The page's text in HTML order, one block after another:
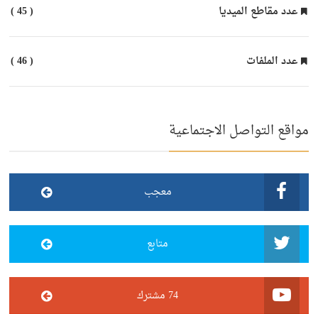
عدد مقاطع الميديا ( 45 )
عدد الملفات ( 46 )
مواقع التواصل الاجتماعية
معجب
متابع
74 مشترك